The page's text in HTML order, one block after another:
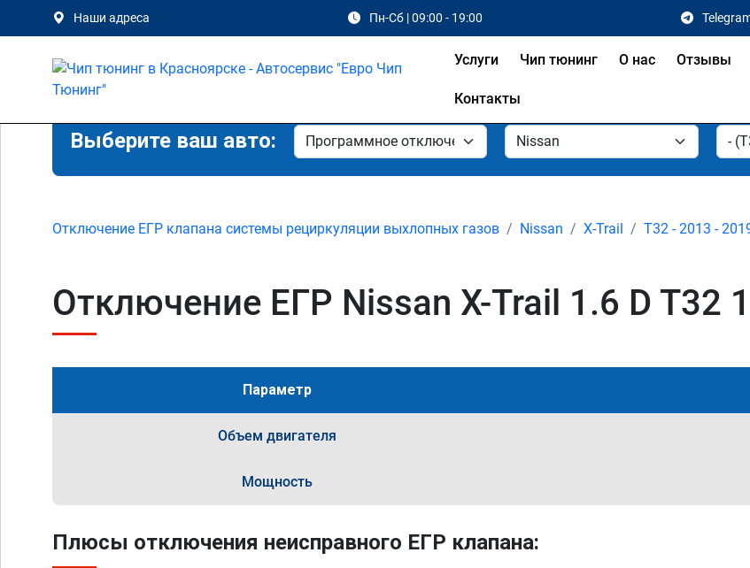
Наши адреса Пн-Сб | 09:00 - 19:00
Услуги Чип тюнинг О нас Отзывы
Контакты
Выберите ваш авто:
Отключение ЕГР клапана системы рециркуляции выхлопных газов Nissan X-Trail T32 - 2013 -
Отключение ЕГР Nissan X-Trail 1.6 D T32
Параметр
Объем двигателя
Мощность
Плюсы отключения неисправного ЕГР клапана: